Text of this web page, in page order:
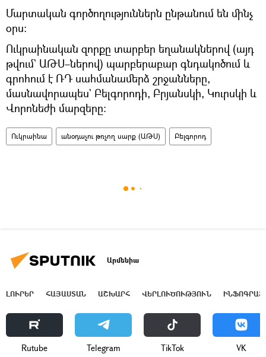
Մարտական գործողություններն ընթանում են մինչ
օրս։
Ուկրաինական զորքը տարբեր եղանակներով (այդ
թվում` ԱԹՍ–ներով) պարբերաբար գնդակոծում և
գրոհում է ՌԴ սահմանամերձ շրջանները,
մասնավորապես` Բելգորոդի, Բրյանսկի, Կուրսկի և
Վորոնեժի մարզերը։
Ուկրաինա անօդաչու թռչող սարք (ԱԹՍ) Բելգորոդ
Արմենիա
ԼՈՒՐԵՐ ՀԱՅԱՍՏԱՆ ԱՇԽԱՐՀ ՎԵՐԼՈՒԾՈՒԹՅՈՒՆ
Rutube Telegram ТikТоk VK